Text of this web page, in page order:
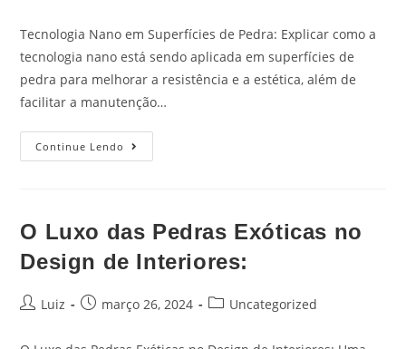
Tecnologia Nano em Superfícies de Pedra: Explicar como a
tecnologia nano está sendo aplicada em superfícies de
pedra para melhorar a resistência e a estética, além de
facilitar a manutenção…
Continue Lendo
O Luxo das Pedras Exóticas no
Design de Interiores:
Luiz março 26, 2024 Uncategorized